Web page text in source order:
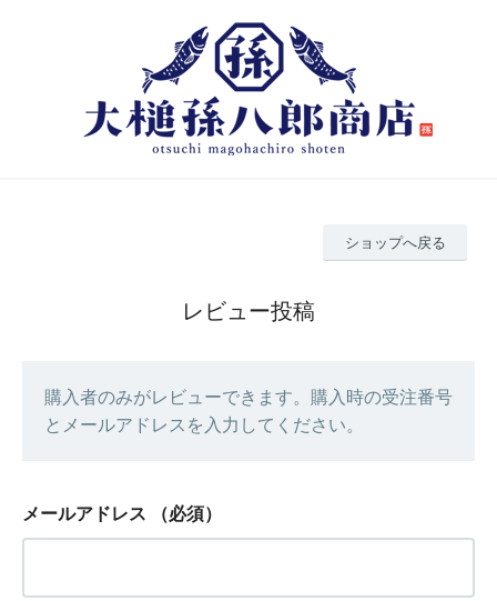
ショップへ戻る
レビュー投稿
購入者のみがレビューできます。購入時の受注番号
とメールアドレスを入力してください。
メールアドレス （必須）